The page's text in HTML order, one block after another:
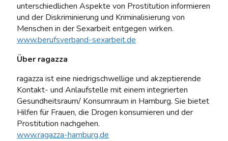
unterschiedlichen Aspekte von Prostitution informieren
und der Diskriminierung und Kriminalisierung von
Menschen in der Sexarbeit entgegen wirken.
www.berufsverband-sexarbeit.de
Über ragazza
ragazza ist eine niedrigschwellige und akzeptierende
Kontakt- und Anlaufstelle mit einem integrierten
Gesundheitsraum/ Konsumraum in Hamburg. Sie bietet
Hilfen für Frauen, die Drogen konsumieren und der
Prostitution nachgehen.
www.ragazza-hamburg.de